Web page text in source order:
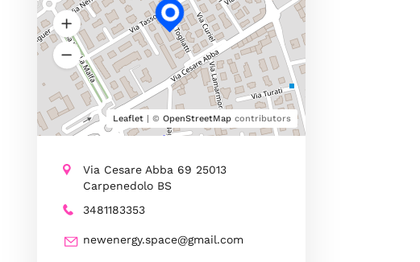
Leaflet| © OpenStreetMapcontributors
Via Cesare Abba 69 25013
Carpenedolo BS
3481183353
newenergy.space@gmail.com